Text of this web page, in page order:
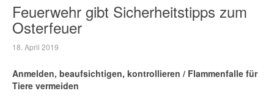
Feuerwehr gibt Sicherheitstipps zum
Osterfeuer
18. April 2019
Anmelden, beaufsichtigen, kontrollieren / Flammenfalle für
Tiere vermeiden